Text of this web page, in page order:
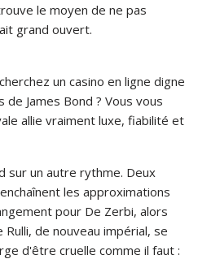
le moyen de ne pas
grand ouvert.
un casino en ligne digne
James Bond ? Vous vous
allie vraiment luxe, fiabilité et
sur un autre rythme. Deux
les approximations
pour De Zerbi, alors
de nouveau impérial, se
d'être cruelle comme il faut :